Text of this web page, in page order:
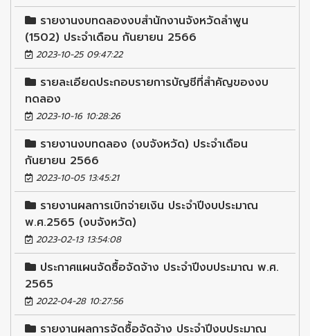
รายงานงบทดลองงบสำนักงานจังหวัดลำพูน
(1502) ประจำเดือน กันยายน 2566
2023-10-25 09:47:22
รายละเอียดประกอบรายการบัญชีที่สำคัญของงบ
ทดลอง
2023-10-16 10:28:26
รายงานงบทดลอง (งบจังหวัด) ประจำเดือน
กันยายน 2566
2023-10-05 13:45:21
รายงานผลการเบิกจ่ายเงิน ประจำปีงบประมาณ
พ.ศ.2565 (งบจังหวัด)
2023-02-13 13:54:08
ประกาศแผนจัดซื้อจัดจ้าง ประจำปีงบประมาณ พ.ศ.
2565
2022-04-28 10:27:56
รายงานผลการจัดซื้อจัดจ้าง ประจำปีงบประมาณ